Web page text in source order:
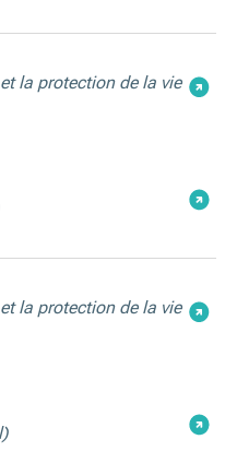
la protection de la vie
la protection de la vie